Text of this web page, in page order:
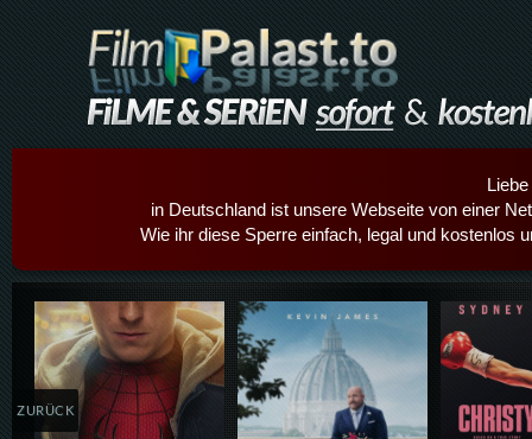
in Deutschland ist unsere Webseite von einer
Wie ihr diese Sperre einfach, legal und kostenlos
Details,Play Details,Play
ZURÜCK